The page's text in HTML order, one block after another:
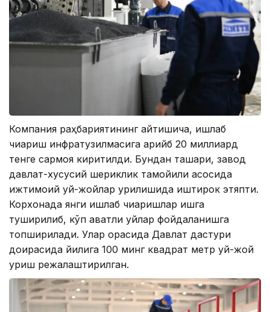
Компания раҳбариятининг айтишича, ишлаб
чиқариш инфратузилмасига қарийб 20 миллиард
тенге сармоя киритилди. Бундан ташқари, завод
давлат-хусусий шериклик тамойили асосида
ижтимоий уй-жойлар қурилишида иштирок этяпти.
Корхонада янги ишлаб чиқаришлар ишга
туширилиб, кўп қаватли уйлар фойдаланишга
топширилади. Улар орасида Давлат дастури
доирасида йилига 100 минг квадрат метр уй-жой
қуриш режалаштирилган.